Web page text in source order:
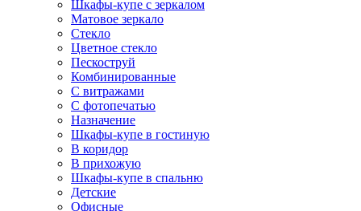
Шкафы-купе с зеркалом
Матовое зеркало
Стекло
Цветное стекло
Пескоструй
Комбинированные
С витражами
С фотопечатью
Назначение
Шкафы-купе в гостиную
В коридор
В прихожую
Шкафы-купе в спальню
Детские
Офисные